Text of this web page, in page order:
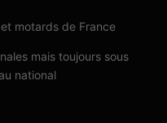
motards de France
mais toujours sous
national